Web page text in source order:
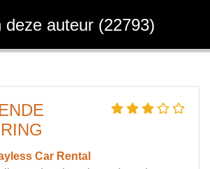
deze auteur (22793)
Car Rental